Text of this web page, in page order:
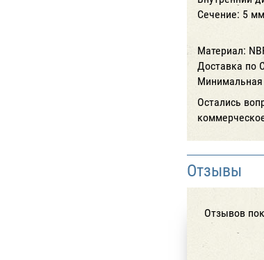
Сечение: 5 мм
Материал:
Доставка по
Минимальная
Остались
Отзывы
Отзывов